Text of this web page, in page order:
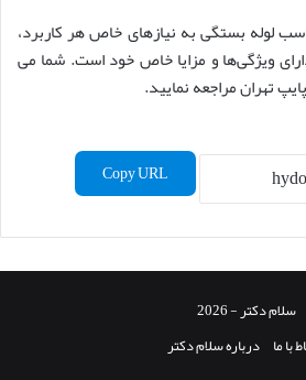
لوله بستگی به نیازهای خاص هر کاربرد،
ویژگی‌ها و مزایا خاص خود است. شما می
تهران مراجعه نمایید.
Copy URL
سلام دکتر - 2026
با ما درباره سلام دکتر